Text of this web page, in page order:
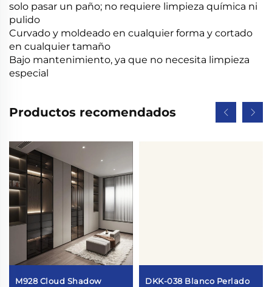
solo pasar un paño; no requiere limpieza química ni
pulido
Curvado y moldeado en cualquier forma y cortado
en cualquier tamaño
Bajo mantenimiento, ya que no necesita limpieza
especial
Productos recomendados
M928 Cloud Shadow DKK-038 Blanco Perlado